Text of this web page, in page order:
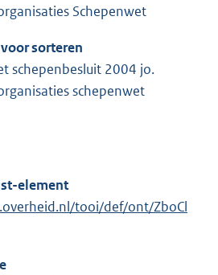
Schepenwet
sorteren
schepenbesluit 2004 jo.
schepenwet
element
tooi/def/ont/ZboCl